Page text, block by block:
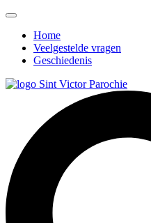
Home
Veelgestelde vragen
Geschiedenis